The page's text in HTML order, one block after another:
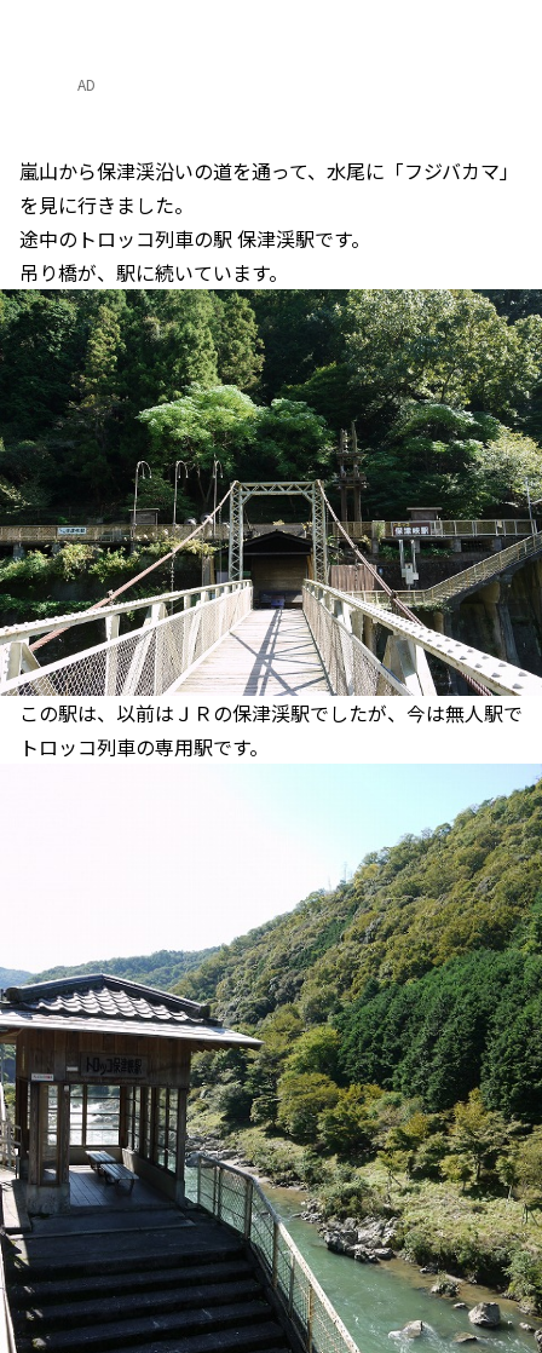
AD
嵐山から保津渓沿いの道を通って、水尾に「フジバカマ」
を見に行きました。
途中のトロッコ列車の駅 保津渓駅です。
吊り橋が、駅に続いています。
この駅は、以前はＪＲの保津渓駅でしたが、今は無人駅で
トロッコ列車の専用駅です。